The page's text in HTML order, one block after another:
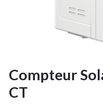
Compteur
CT